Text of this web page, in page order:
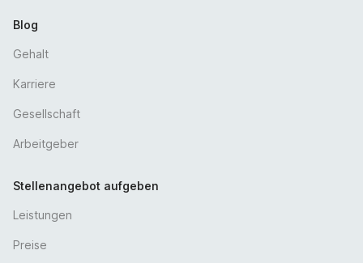
Blog
Gehalt
Karriere
Gesellschaft
Arbeitgeber
Stellenangebot aufgeben
Leistungen
Preise